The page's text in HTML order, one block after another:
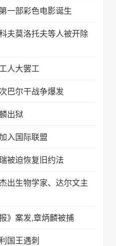
一部彩色电影诞生
夫莫洛托夫等人被开除
人大罢工
巴尔干战争爆发
出狱
入国际联盟
被迫恢复旧约法
出生物学家、达尔文主
报》案发,章炳麟被捕
国王遇刺